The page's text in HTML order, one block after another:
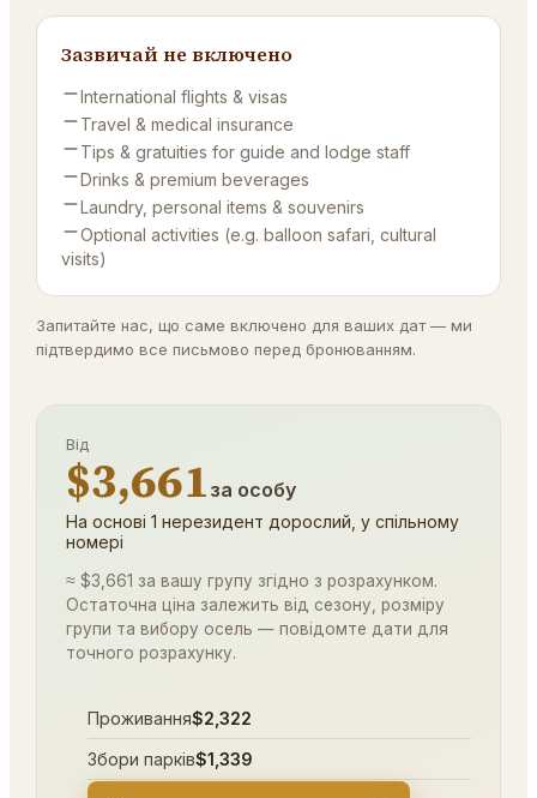
Зазвичай не включено
International flights & visas
Travel & medical insurance
Tips & gratuities for guide and lodge staff
Drinks & premium beverages
Laundry, personal items & souvenirs
Optional activities (e.g. balloon safari, cultural
visits)
Запитайте нас, що саме включено для ваших дат — ми
підтвердимо все письмово перед бронюванням.
Від
$3,661 за особу
На основі 1 нерезидент дорослий, у спільному
номері
≈ $3,661 за вашу групу згідно з розрахунком.
Остаточна ціна залежить від сезону, розміру
групи та вибору осель — повідомте дати для
точного розрахунку.
Проживання$2,322
Збори парків$1,339